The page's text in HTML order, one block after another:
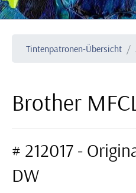
Tintenpatronen-Übersicht
Brother
# 212017 -
DW